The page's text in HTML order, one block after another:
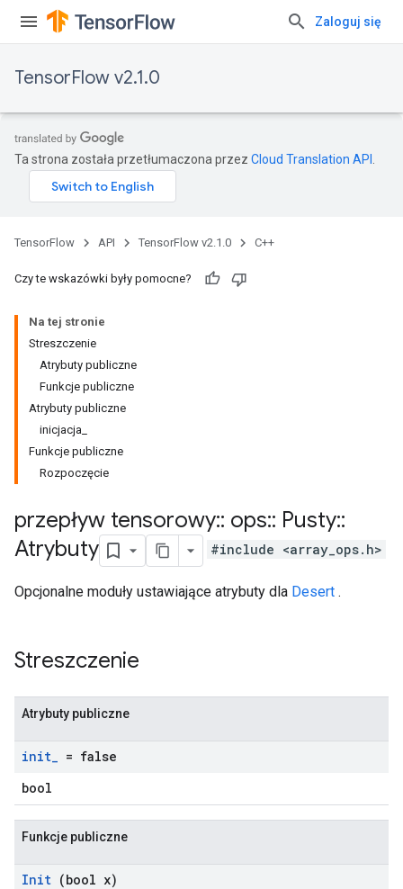
Zaloguj się
TensorFlow v2.1.0
Ta strona została przetłumaczona przez Cloud Translation API
TensorFlow API TensorFlow v2.1.0 C++
Czy te wskazówki były pomocne?
Na tej stronie
Streszczenie
Atrybuty publiczne
Funkcje publiczne
Atrybuty publiczne
inicjacja_
Funkcje publiczne
Rozpoczęcie
przepływ tensorowy:: ops:: Pusty::
Atrybuty
#include <array_ops.h>
Opcjonalne moduły ustawiające atrybuty dla Desert .
Streszczenie
Atrybuty publiczne
init_ = false
bool
Funkcje publiczne
Init (bool x)